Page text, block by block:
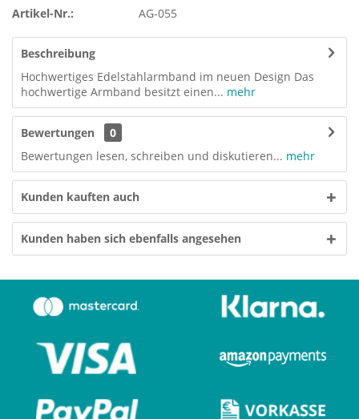
Artikel-Nr.: AG-055
Beschreibung
Hochwertiges Edelstahlarmband im neuen Design Das
hochwertige Armband besitzt einen... mehr
Bewertungen
0
Bewertungen lesen, schreiben und diskutieren... mehr
Kunden kauften auch
Kunden haben sich ebenfalls angesehen